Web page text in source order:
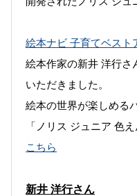
絵本ナビ 子育てベスト
絵本作家の新井 洋行さ
いただきました。
絵本の世界が楽しめる
「ノリス ジュニア 色
こちら
新井 洋行さん